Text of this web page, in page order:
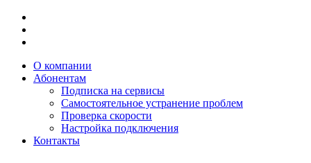
О компании
Абонентам
Подписка на сервисы
Самостоятельное устранение проблем
Проверка скорости
Настройка подключения
Контакты